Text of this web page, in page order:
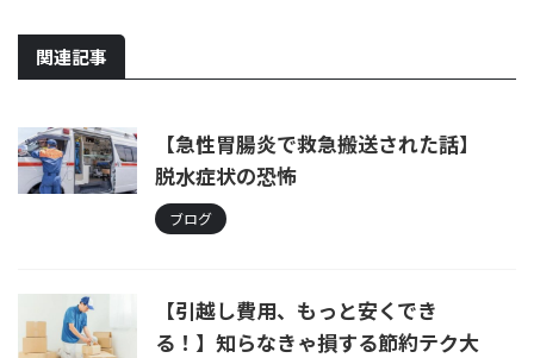
関連記事
【急性胃腸炎で救急搬送された話】
脱水症状の恐怖
ブログ
【引越し費用、もっと安くでき
る！】知らなきゃ損する節約テク大